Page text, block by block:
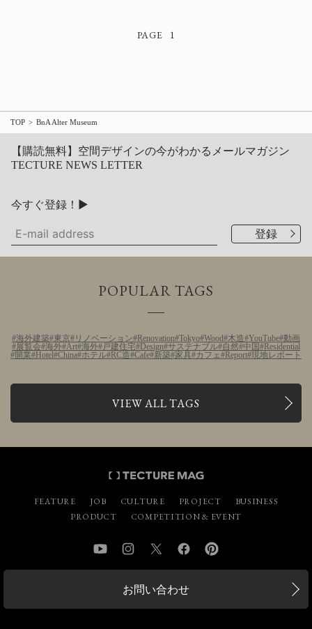
1
TOP BnA Alter Museum
【購読無料】空間デザインの今がわかるメールマガジン
TECTURE NEWS LETTER
今すぐ登録！▶
POPULAR TAGS
海外建築 東京 リノベーション Renovation Tokyo Wood 木造 YouTube 動画
展覧会 海外 Art 海外 戸建住宅 Design サステナブル 自然 中国 Residential
開業 Hotel China ホテル RC造 Cafe 新築 家具 カフェ Report 現地レポート
VIEW ALL TAGS
FEATURE JOB CULTURE PROJECT
BUSINESS
PRODUCT
COMPETITION & EVENT
YouTube InstagramTwitter Facebook
お問い合わせ